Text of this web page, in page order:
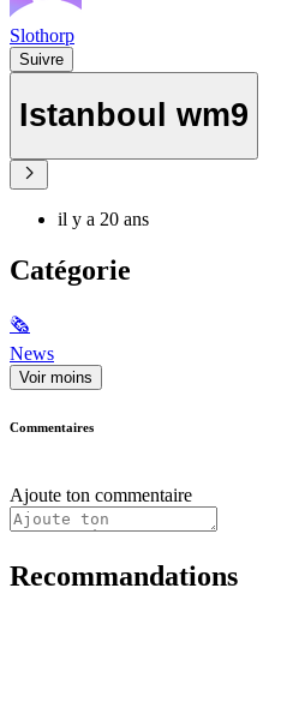
Slothorp
Suivre
Istanboul wm9
il y a 20 ans
Catégorie
🗞
News
Voir moins
Commentaires
Ajoute ton commentaire
Recommandations